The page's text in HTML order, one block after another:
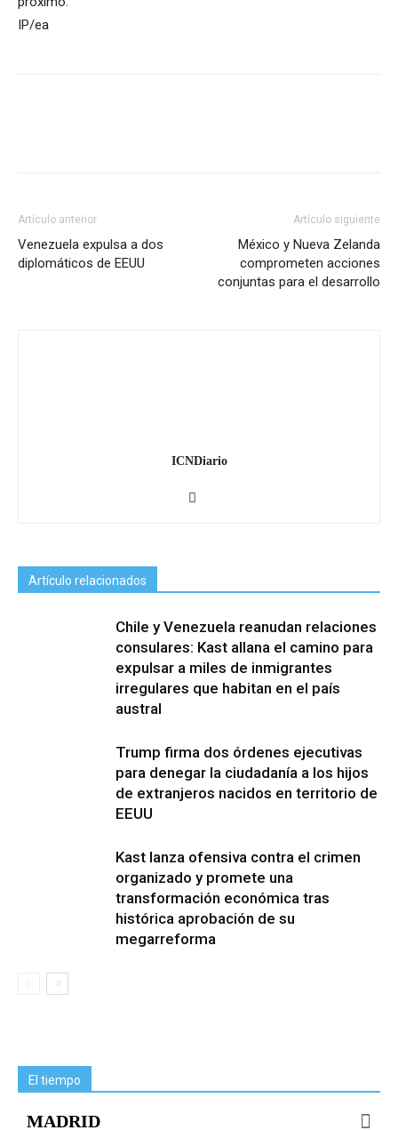
IP/ea
Artículo anterior
Venezuela expulsa a dos
diplomáticos de EEUU
Artículo siguiente
México y Nueva Zelanda
comprometen acciones
conjuntas para el desarrollo
ICNDiario
Artículo relacionados
Chile y Venezuela reanudan relaciones
consulares: Kast allana el camino para
expulsar a miles de inmigrantes
irregulares que habitan en el país
austral
Trump firma dos órdenes ejecutivas
para denegar la ciudadanía a los hijos
de extranjeros nacidos en territorio de
EEUU
Kast lanza ofensiva contra el crimen
organizado y promete una
transformación económica tras
histórica aprobación de su
megarreforma
El tiempo
MADRID